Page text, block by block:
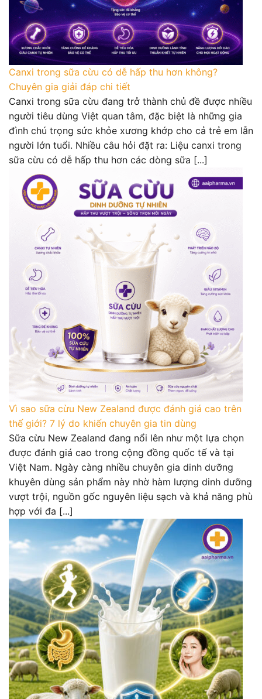
Canxi trong sữa cừu có dễ hấp thu hơn không?
Chuyên gia giải đáp chi tiết
Canxi trong sữa cừu đang trở thành chủ đề được nhiều
người tiêu dùng Việt quan tâm, đặc biệt là những gia
đình chú trọng sức khỏe xương khớp cho cả trẻ em lẫn
người lớn tuổi. Nhiều câu hỏi đặt ra: Liệu canxi trong
sữa cừu có dễ hấp thu hơn các dòng sữa [...]
Vì sao sữa cừu New Zealand được đánh giá cao trên
thế giới? 7 lý do khiến chuyên gia tin dùng
Sữa cừu New Zealand đang nổi lên như một lựa chọn
được đánh giá cao trong cộng đồng quốc tế và tại
Việt Nam. Ngày càng nhiều chuyên gia dinh dưỡng
khuyên dùng sản phẩm này nhờ hàm lượng dinh dưỡng
vượt trội, nguồn gốc nguyên liệu sạch và khả năng phù
hợp với đa [...]